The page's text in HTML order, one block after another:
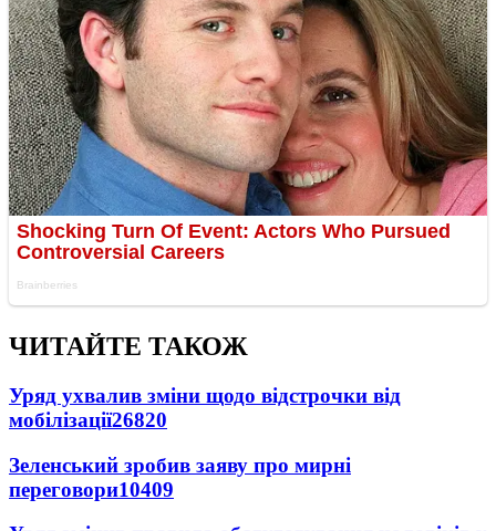
ЧИТАЙТЕ ТАКОЖ
Уряд ухвалив зміни щодо відстрочки від
мобілізації26820
Зеленський зробив заяву про мирні
переговори10409